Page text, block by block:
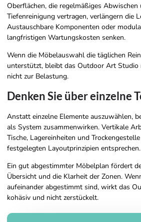
Oberflächen, die regelmäßiges Abwischen
Tiefenreinigung vertragen, verlängern die
Austauschbare Komponenten oder
langfristigen Wartungskosten senken.
Wenn die Möbelauswahl die täglichen
unterstützt, bleibt das Outdoor Art
nicht zur Belastung.
Denken Sie über einzelne
Anstatt einzelne Elemente auszuwählen,
als System zusammenwirken. Vertikale
Tische, Lagereinheiten und
festgelegten Layoutprinzipien entsprechen.
Ein gut abgestimmter Möbelplan fördert
Übersicht und die Klarheit der Zonen.
aufeinander abgestimmt sind, wirkt das
kohäsiv und nicht zerstückelt.